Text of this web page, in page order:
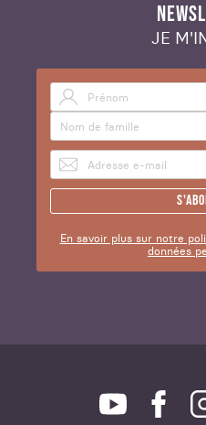
JE
En savoir plus sur notre
données